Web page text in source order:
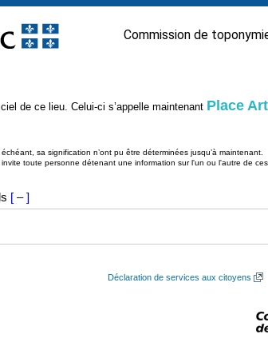
Commission de
de ce lieu. Celui-ci s’appelle maintenant Place
sa signification n’ont pu être déterminées jusqu’à maintenant.
toute personne détenant une information sur l'un ou l'autre de
[ – ]
Déclaration de services aux citoyens